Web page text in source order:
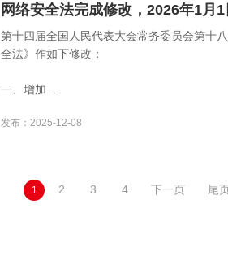
网络安全法完成修改，2026年1月
第十四届全国人民代表大会常务委员会第十
全法》作如下修改：
一、增加...
发布：2025-12-08
1 2 3 4 下一页 尾